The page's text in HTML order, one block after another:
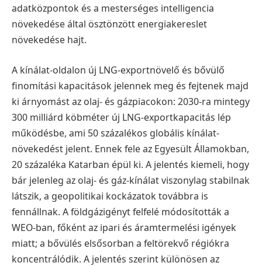
adatközpontok és a mesterséges intelligencia
növekedése által ösztönzött energiakereslet
növekedése hajt.
A kínálat-oldalon új LNG-exportnövelő és bővülő
finomítási kapacitások jelennek meg és fejtenek majd
ki árnyomást az olaj- és gázpiacokon: 2030-ra mintegy
300 milliárd köbméter új LNG-exportkapacitás lép
működésbe, ami 50 százalékos globális kínálat-
növekedést jelent. Ennek fele az Egyesült Államokban,
20 százaléka Katarban épül ki. A jelentés kiemeli, hogy
bár jelenleg az olaj- és gáz-kínálat viszonylag stabilnak
látszik, a geopolitikai kockázatok továbbra is
fennállnak. A földgázigényt felfelé módosították a
WEO-ban, főként az ipari és áramtermelési igények
miatt; a bővülés elsősorban a feltörekvő régiókra
koncentrálódik. A jelentés szerint különösen az